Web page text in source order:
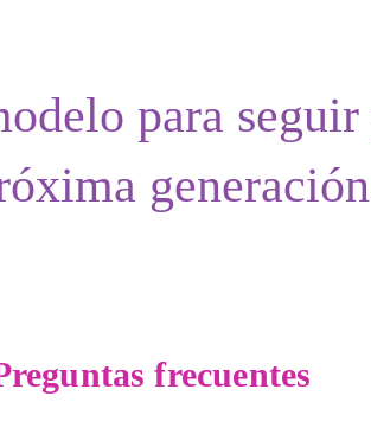
para seguir
frecuentes